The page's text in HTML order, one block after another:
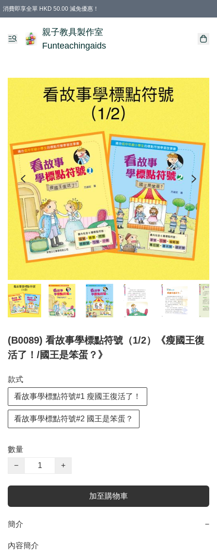
消費即享全單 HKD 50.00 減免優惠！
購物滿 HKD 699.00即享免運費優惠！（適用於 特定的送貨方式 )
凡購物滿HKD 699.00，即享免費禮品
親子教具製作室
Funteachingaids
(B0089) 看故事學標點符號（1/2）《瘦國王復
活了！/國王是笨蛋？》
款式
看故事學標點符號#1 瘦國王復活了！
看故事學標點符號#2 國王是笨蛋？
數量
−
+
加至購物車
簡介 −
內容簡介